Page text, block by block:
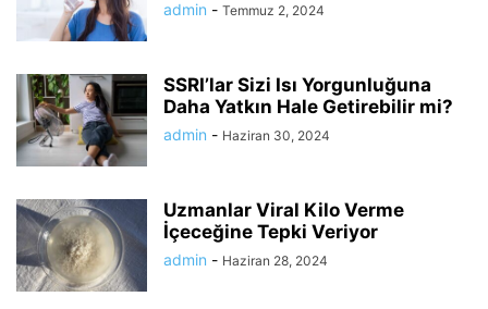
admin - Temmuz 2, 2024
SSRI’lar Sizi Isı Yorgunluğuna
Daha Yatkın Hale Getirebilir mi?
admin - Haziran 30, 2024
Uzmanlar Viral Kilo Verme
İçeceğine Tepki Veriyor
admin - Haziran 28, 2024